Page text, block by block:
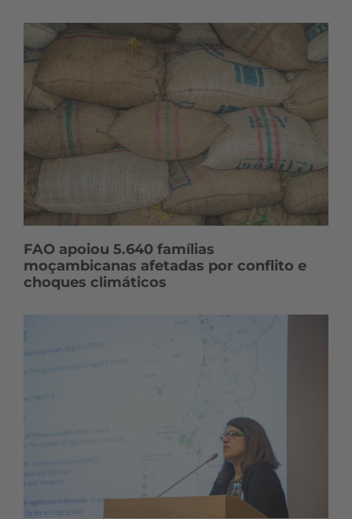
FAO apoiou 5.640 famílias
moçambicanas afetadas por conflito e
choques climáticos